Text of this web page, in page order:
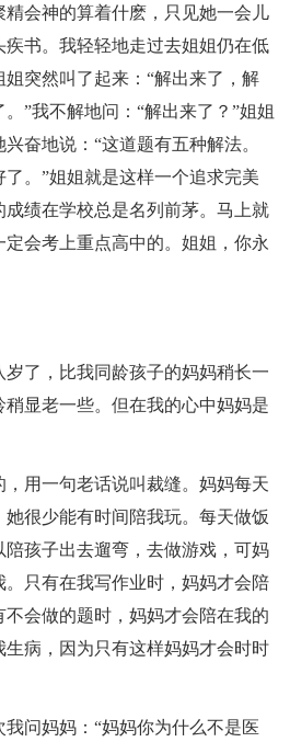
会神的算着什麽，只见她一会儿
书。我轻轻地走过去姐姐仍在低
突然叫了起来：“解出来了，解
”我不解地问：“解出来了？”姐姐
奋地说：“这道题有五种解法。
。”姐姐就是这样一个追求完美
绩在学校总是名列前茅。马上就
会考上重点高中的。姐姐，你永
了，比我同龄孩子的妈妈稍长一
显老一些。但在我的心中妈妈是
用一句老话说叫裁缝。妈妈每天
很少能有时间陪我玩。每天做饭
陪孩子出去遛弯，去做游戏，可妈
只有在我写作业时，妈妈才会陪
会做的题时，妈妈才会陪在我的
病，因为只有这样妈妈才会时时
问妈妈：“妈妈你为什么不是医